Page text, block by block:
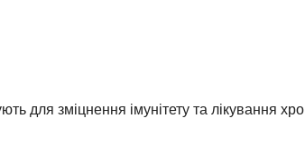
для зміцнення імунітету та лікування